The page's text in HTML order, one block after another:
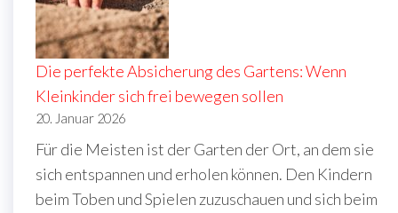
Die perfekte Absicherung des Gartens: Wenn
Kleinkinder sich frei bewegen sollen
20. Januar 2026
Für die Meisten ist der Garten der Ort, an dem sie
sich entspannen und erholen können. Den Kindern
beim Toben und Spielen zuzuschauen und sich beim